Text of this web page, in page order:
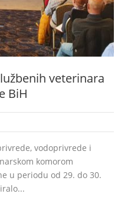
veterinara
BiH
vodoprivrede i
komorom
u periodu od 29. do 30.